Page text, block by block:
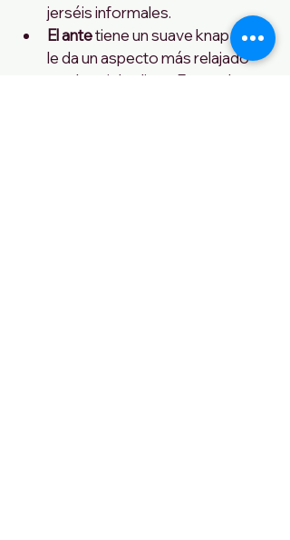
jerséis informales.
El ante tiene un suave knap que
le da un aspecto más relajado
que las pieles lisas. Es otra buena